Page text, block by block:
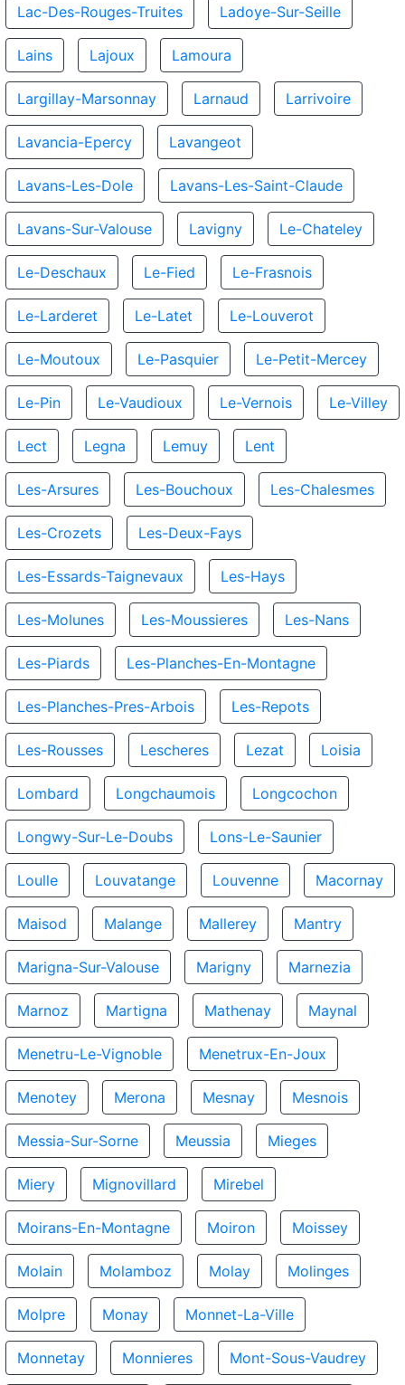
Lac-Des-Rouges-Truites Ladoye-Sur-Seille
Lains Lajoux Lamoura
Largillay-Marsonnay Larnaud Larrivoire
Lavancia-Epercy Lavangeot
Lavans-Les-Dole Lavans-Les-Saint-Claude
Lavans-Sur-Valouse Lavigny Le-Chateley
Le-Deschaux Le-Fied Le-Frasnois
Le-Larderet Le-Latet Le-Louverot
Le-Moutoux Le-Pasquier Le-Petit-Mercey
Le-Pin Le-Vaudioux Le-Vernois Le-Villey
Lect Legna Lemuy Lent
Les-Arsures Les-Bouchoux Les-Chalesmes
Les-Crozets Les-Deux-Fays
Les-Essards-Taignevaux Les-Hays
Les-Molunes Les-Moussieres Les-Nans
Les-Piards Les-Planches-En-Montagne
Les-Planches-Pres-Arbois Les-Repots
Les-Rousses Lescheres Lezat Loisia
Lombard Longchaumois Longcochon
Longwy-Sur-Le-Doubs Lons-Le-Saunier
Loulle Louvatange Louvenne Macornay
Maisod Malange Mallerey Mantry
Marigna-Sur-Valouse Marigny Marnezia
Marnoz Martigna Mathenay Maynal
Menetru-Le-Vignoble Menetrux-En-Joux
Menotey Merona Mesnay Mesnois
Messia-Sur-Sorne Meussia Mieges
Miery Mignovillard Mirebel
Moirans-En-Montagne Moiron Moissey
Molain Molamboz Molay Molinges
Molpre Monay Monnet-La-Ville
Monnetay Monnieres Mont-Sous-Vaudrey